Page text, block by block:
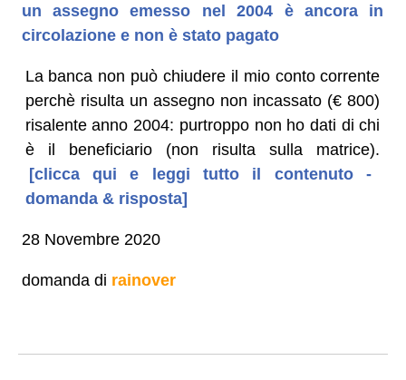
un assegno emesso nel 2004 è ancora in
circolazione e non è stato pagato
La banca non può chiudere il mio conto corrente
perchè risulta un assegno non incassato (€ 800)
risalente anno 2004: purtroppo non ho dati di chi
è il beneficiario (non risulta sulla matrice).
[clicca qui e leggi tutto il contenuto -
domanda & risposta]
28 Novembre 2020
domanda di rainover